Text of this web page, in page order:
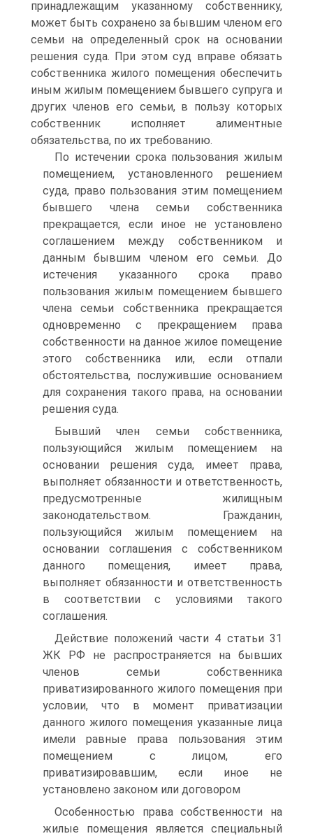
принадлежащим указанному собственнику,
может быть сохранено за бывшим членом его
семьи на определенный срок на основании
решения суда. При этом суд вправе обязать
собственника жилого помещения обеспечить
иным жилым помещением бывшего супруга и
других членов его семьи, в пользу которых
собственник исполняет алиментные
обязательства, по их требованию.
По истечении срока пользования жилым
помещением, установленного решением
суда, право пользования этим помещением
бывшего члена семьи собственника
прекращается, если иное не установлено
соглашением между собственником и
данным бывшим членом его семьи. До
истечения указанного срока право
пользования жилым помещением бывшего
члена семьи собственника прекращается
одновременно с прекращением права
собственности на данное жилое помещение
этого собственника или, если отпали
обстоятельства, послужившие основанием
для сохранения такого права, на основании
решения суда.
Бывший член семьи собственника,
пользующийся жилым помещением на
основании решения суда, имеет права,
выполняет обязанности и ответственность,
предусмотренные жилищным
законодательством. Гражданин,
пользующийся жилым помещением на
основании соглашения с собственником
данного помещения, имеет права,
выполняет обязанности и ответственность
в соответствии с условиями такого
соглашения.
Действие положений части 4 статьи 31
ЖК РФ не распространяется на бывших
членов семьи собственника
приватизированного жилого помещения при
условии, что в момент приватизации
данного жилого помещения указанные лица
имели равные права пользования этим
помещением с лицом, его
приватизировавшим, если иное не
установлено законом или договором
Особенностью права собственности на
жилые помещения является специальный